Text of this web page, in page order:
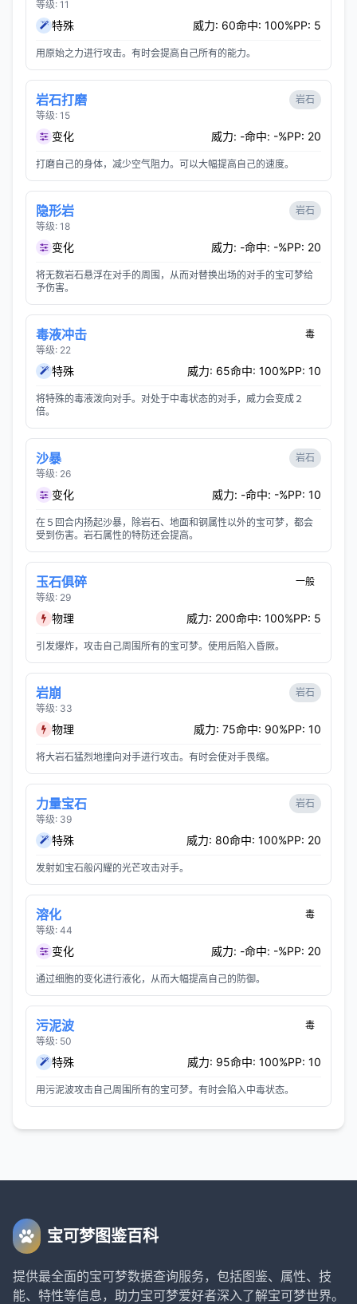
等级: 11
特殊 威力: 60命中: 100%PP: 5
用原始之力进行攻击。有时会提高自己所有的能力。
岩石打磨
等级: 15
岩石
变化 威力: -命中: -%PP: 20
打磨自己的身体，减少空气阻力。可以大幅提高自己的速度。
隐形岩
等级: 18
岩石
变化 威力: -命中: -%PP: 20
将无数岩石悬浮在对手的周围，从而对替换出场的对手的宝可梦给
予伤害。
毒液冲击
等级: 22
毒
特殊 威力: 65命中: 100%PP: 10
将特殊的毒液泼向对手。对处于中毒状态的对手，威力会变成２
倍。
沙暴
等级: 26
岩石
变化 威力: -命中: -%PP: 10
在５回合内扬起沙暴，除岩石、地面和钢属性以外的宝可梦，都会
受到伤害。岩石属性的特防还会提高。
玉石俱碎
等级: 29
一般
物理 威力: 200命中: 100%PP: 5
引发爆炸，攻击自己周围所有的宝可梦。使用后陷入昏厥。
岩崩
等级: 33
岩石
物理 威力: 75命中: 90%PP: 10
将大岩石猛烈地撞向对手进行攻击。有时会使对手畏缩。
力量宝石
等级: 39
岩石
特殊 威力: 80命中: 100%PP: 20
发射如宝石般闪耀的光芒攻击对手。
溶化
等级: 44
毒
变化 威力: -命中: -%PP: 20
通过细胞的变化进行液化，从而大幅提高自己的防御。
污泥波
等级: 50
毒
特殊 威力: 95命中: 100%PP: 10
用污泥波攻击自己周围所有的宝可梦。有时会陷入中毒状态。
宝可梦图鉴百科
提供最全面的宝可梦数据查询服务，包括图鉴、属性、技
能、特性等信息，助力宝可梦爱好者深入了解宝可梦世界。